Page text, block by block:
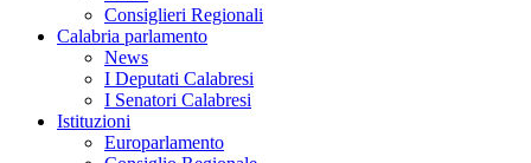
Consiglieri Regionali
Calabria parlamento
News
I Deputati Calabresi
I Senatori Calabresi
Istituzioni
Europarlamento